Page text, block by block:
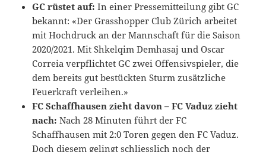
GC rüstet auf: In einer Pressemitteilung gibt GC
bekannt: «Der Grasshopper Club Zürich arbeitet
mit Hochdruck an der Mannschaft für die Saison
2020/2021. Mit Shkelqim Demhasaj und Oscar
Correia verpflichtet GC zwei Offensivspieler, die
dem bereits gut bestückten Sturm zusätzliche
Feuerkraft verleihen.»
FC Schaffhausen zieht davon – FC Vaduz zieht
nach: Nach 28 Minuten führt der FC
Schaffhausen mit 2:0 Toren gegen den FC Vaduz.
Doch diesem gelingt schliesslich noch der